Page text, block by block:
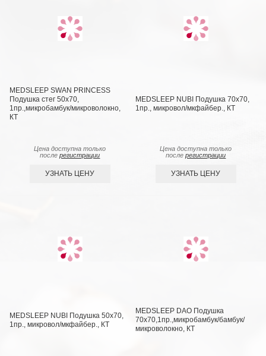
MEDSLEEP SWAN PRINCESS
Подушка стег 50х70,
1пр.,микробамбук/микроволокно,
КТ
Цена доступна только
послерегистрации
УЗНАТЬ ЦЕНУ
MEDSLEEP NUBI Подушка 70х70,
1пр., микровол/мкфайбер., КТ
Цена доступна только
послерегистрации
УЗНАТЬ ЦЕНУ
MEDSLEEP NUBI Подушка 50х70,
1пр., микровол/мкфайбер., КТ
MEDSLEEP DAO Подушка
70х70,1пр.,микробамбук/бамбук/
микроволокно, КТ